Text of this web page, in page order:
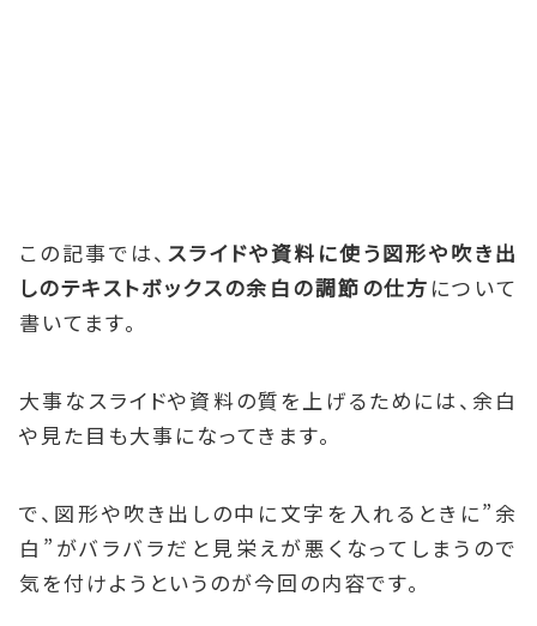
この記事では、 スライドや資料に使う図形や吹き出
しのテキストボックスの余白の調節の仕方 について
書いてます。
大事なスライドや資料の質を上げるためには、余白
や見た目も大事になってきます。
で、図形や吹き出しの中に文字を入れるときに”余
白”がバラバラだと見栄えが悪くなってしまうので
気を付けようというのが今回の内容です。